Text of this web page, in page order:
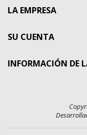
LA EMPRESA
SU CUENTA
INFORMACIÓN DE